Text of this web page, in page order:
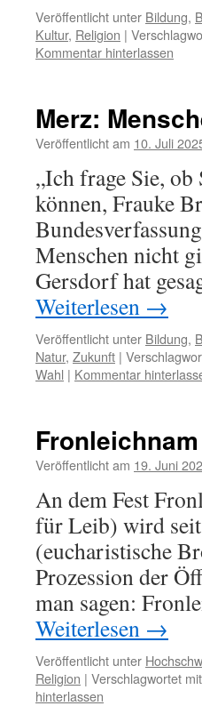
Veröffentlicht unter Bildung,
Kultur, Religion |
Kommentar hinterlassen
Merz:
Veröffentlicht am 10. Juli
„Ich frage Sie,
können, Frauke
Menschen nicht
Gersdorf hat
Weiterlesen →
Veröffentlicht unter Bildung,
Natur, Zukunft |
Wahl | Kommentar
Veröffentlicht am 19. Juni
An dem Fest
für Leib) wird
(eucharistische
Prozession der
man sagen:
Weiterlesen →
Veröffentlicht unter
Religion | Verschlagwortet mit
hinterlassen